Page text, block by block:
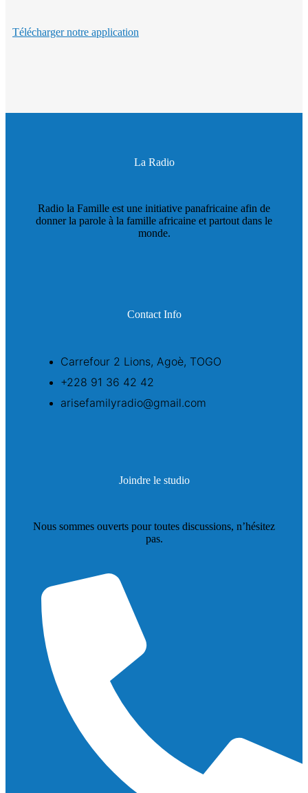
Télécharger notre application
La Radio
Radio la Famille est une initiative panafricaine afin de
donner la parole à la famille africaine et partout dans le
monde.
Contact Info
Carrefour 2 Lions, Agoè, TOGO
+228 91 36 42 42
arisefamilyradio@gmail.com
Joindre le studio
Nous sommes ouverts pour toutes discussions, n’hésitez
pas.